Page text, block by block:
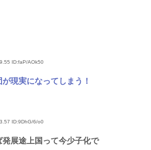
ID:faP/AOk50
現実になってしまう！
ID:9DhG/6/o0
発展途上国って今少子化で